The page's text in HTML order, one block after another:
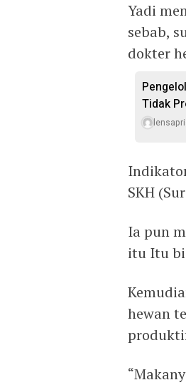
Yadi
sebab,
dokter
Tidak
SKH
Ia pun
itu Itu
hewan